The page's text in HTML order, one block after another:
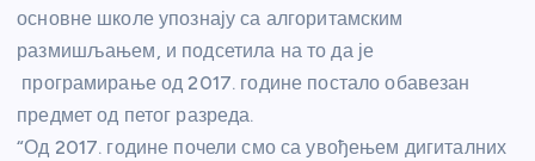
основне школе упознају са алгоритамским
размишљањем, и подсетила на то да је
програмирање од 2017. године постало обавезан
предмет од петог разреда.
“Од 2017. године почели смо са увођењем дигиталних